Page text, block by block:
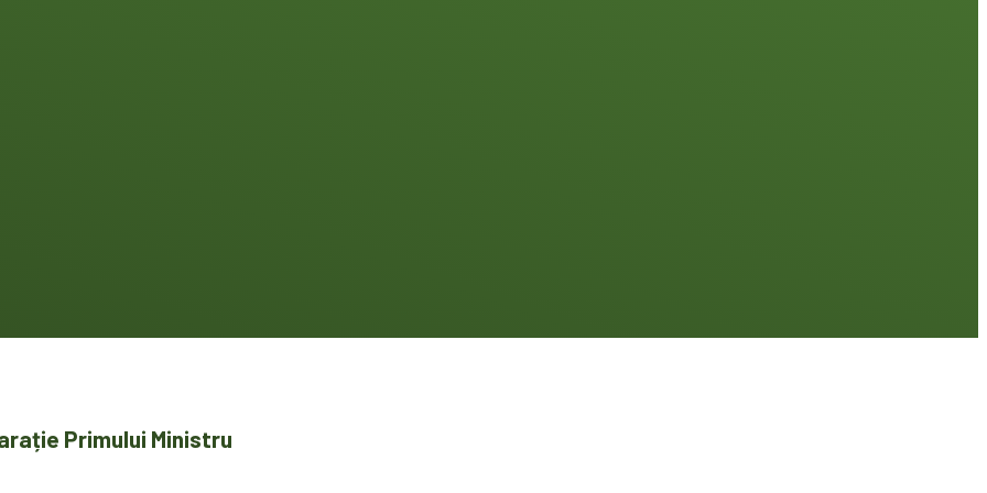
Primului Ministru